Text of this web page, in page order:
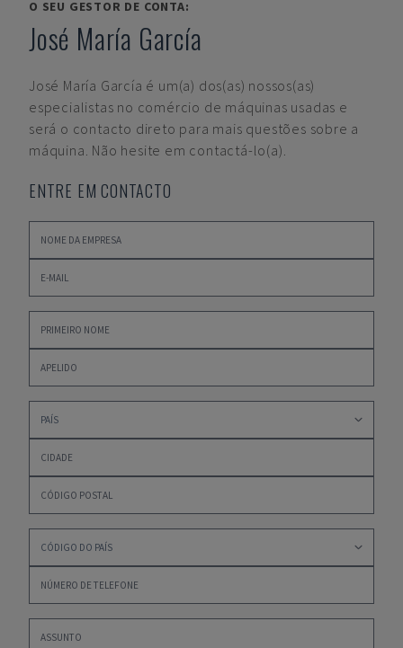
O SEU GESTOR DE CONTA:
José María García
José María García é um(a) dos(as) nossos(as)
especialistas no comércio de máquinas usadas e
será o contacto direto para mais questões sobre a
máquina. Não hesite em contactá-lo(a).
ENTRE EM CONTACTO